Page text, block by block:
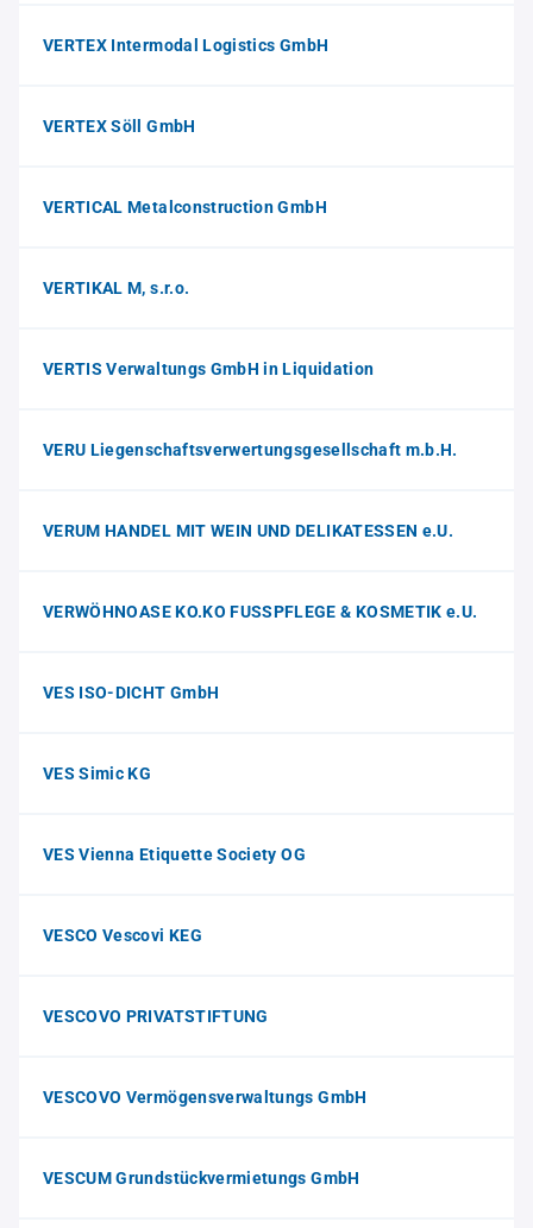
VERTEX Intermodal Logistics GmbH
VERTEX Söll GmbH
VERTICAL Metalconstruction GmbH
VERTIKAL M, s.r.o.
VERTIS Verwaltungs GmbH in Liquidation
VERU Liegenschaftsverwertungsgesellschaft m.b.H.
VERUM HANDEL MIT WEIN UND DELIKATESSEN e.U.
VERWÖHNOASE KO.KO FUSSPFLEGE & KOSMETIK e.U.
VES ISO-DICHT GmbH
VES Simic KG
VES Vienna Etiquette Society OG
VESCO Vescovi KEG
VESCOVO PRIVATSTIFTUNG
VESCOVO Vermögensverwaltungs GmbH
VESCUM Grundstückvermietungs GmbH